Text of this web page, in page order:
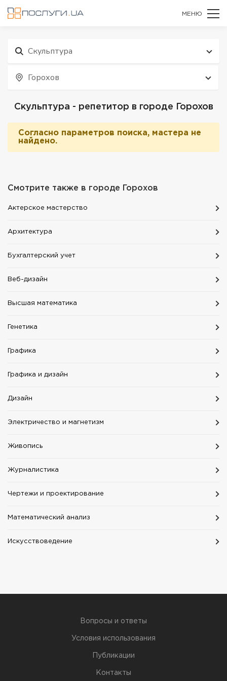
МЕНЮ
Cкульптура
Горохов
Cкульптура - репетитор в городе Горохов
Согласно параметров поиска, мастера не
найдено.
Смотрите также в городе Горохов
Актерское мастерство
Aрхитектура
Бухгалтерский учет
Веб-дизайн
Высшая математика
Генетика
Графика
Графика и дизайн
Дизайн
Электричество и магнетизм
Живопись
Журналистика
Чертежи и проектирование
Математический анализ
Искусствоведение
Вопросы и ответы
Условия использования
Публикации
Контакты